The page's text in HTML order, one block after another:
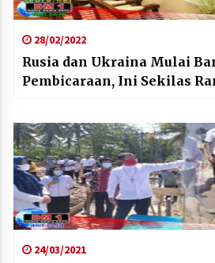
28/02/2022
Rusia dan Ukraina Mulai
Pembicaraan, Ini Sekilas
24/03/2021